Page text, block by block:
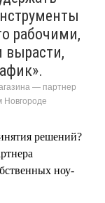
рабочими,
вырасти,
— партнер
Новгороде
решений?
ноу-